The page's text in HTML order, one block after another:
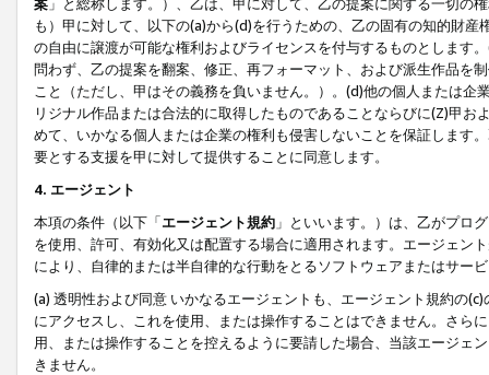
も）甲に対して、以下の(a)から(d)を行うための、乙の固有の知的財
の自由に譲渡が可能な権利およびライセンスを付与するものとします
問わず、乙の提案を翻案、修正、再フォーマット、および派生作品を
こと（ただし、甲はその義務を負いません。）。(d)他の個人または
リジナル作品または合法的に取得したものであることならびに(Z)甲
めて、いかなる個人または企業の権利も侵害しないことを保証します
要とする支援を甲に対して提供することに同意します。
4. エージェント
本項の条件（以下「エージェント規約 」といいます。）は、乙がプロ
を使用、許可、有効化又は配置する場合に適用されます。エージェン
により、自律的または半自律的な行動をとるソフトウェアまたはサー
(a) 透明性および同意 いかなるエージェントも、エージェント規約の
にアクセスし、これを使用、または操作することはできません。さら
用、または操作することを控えるように要請した場合、当該エージェ
きません。